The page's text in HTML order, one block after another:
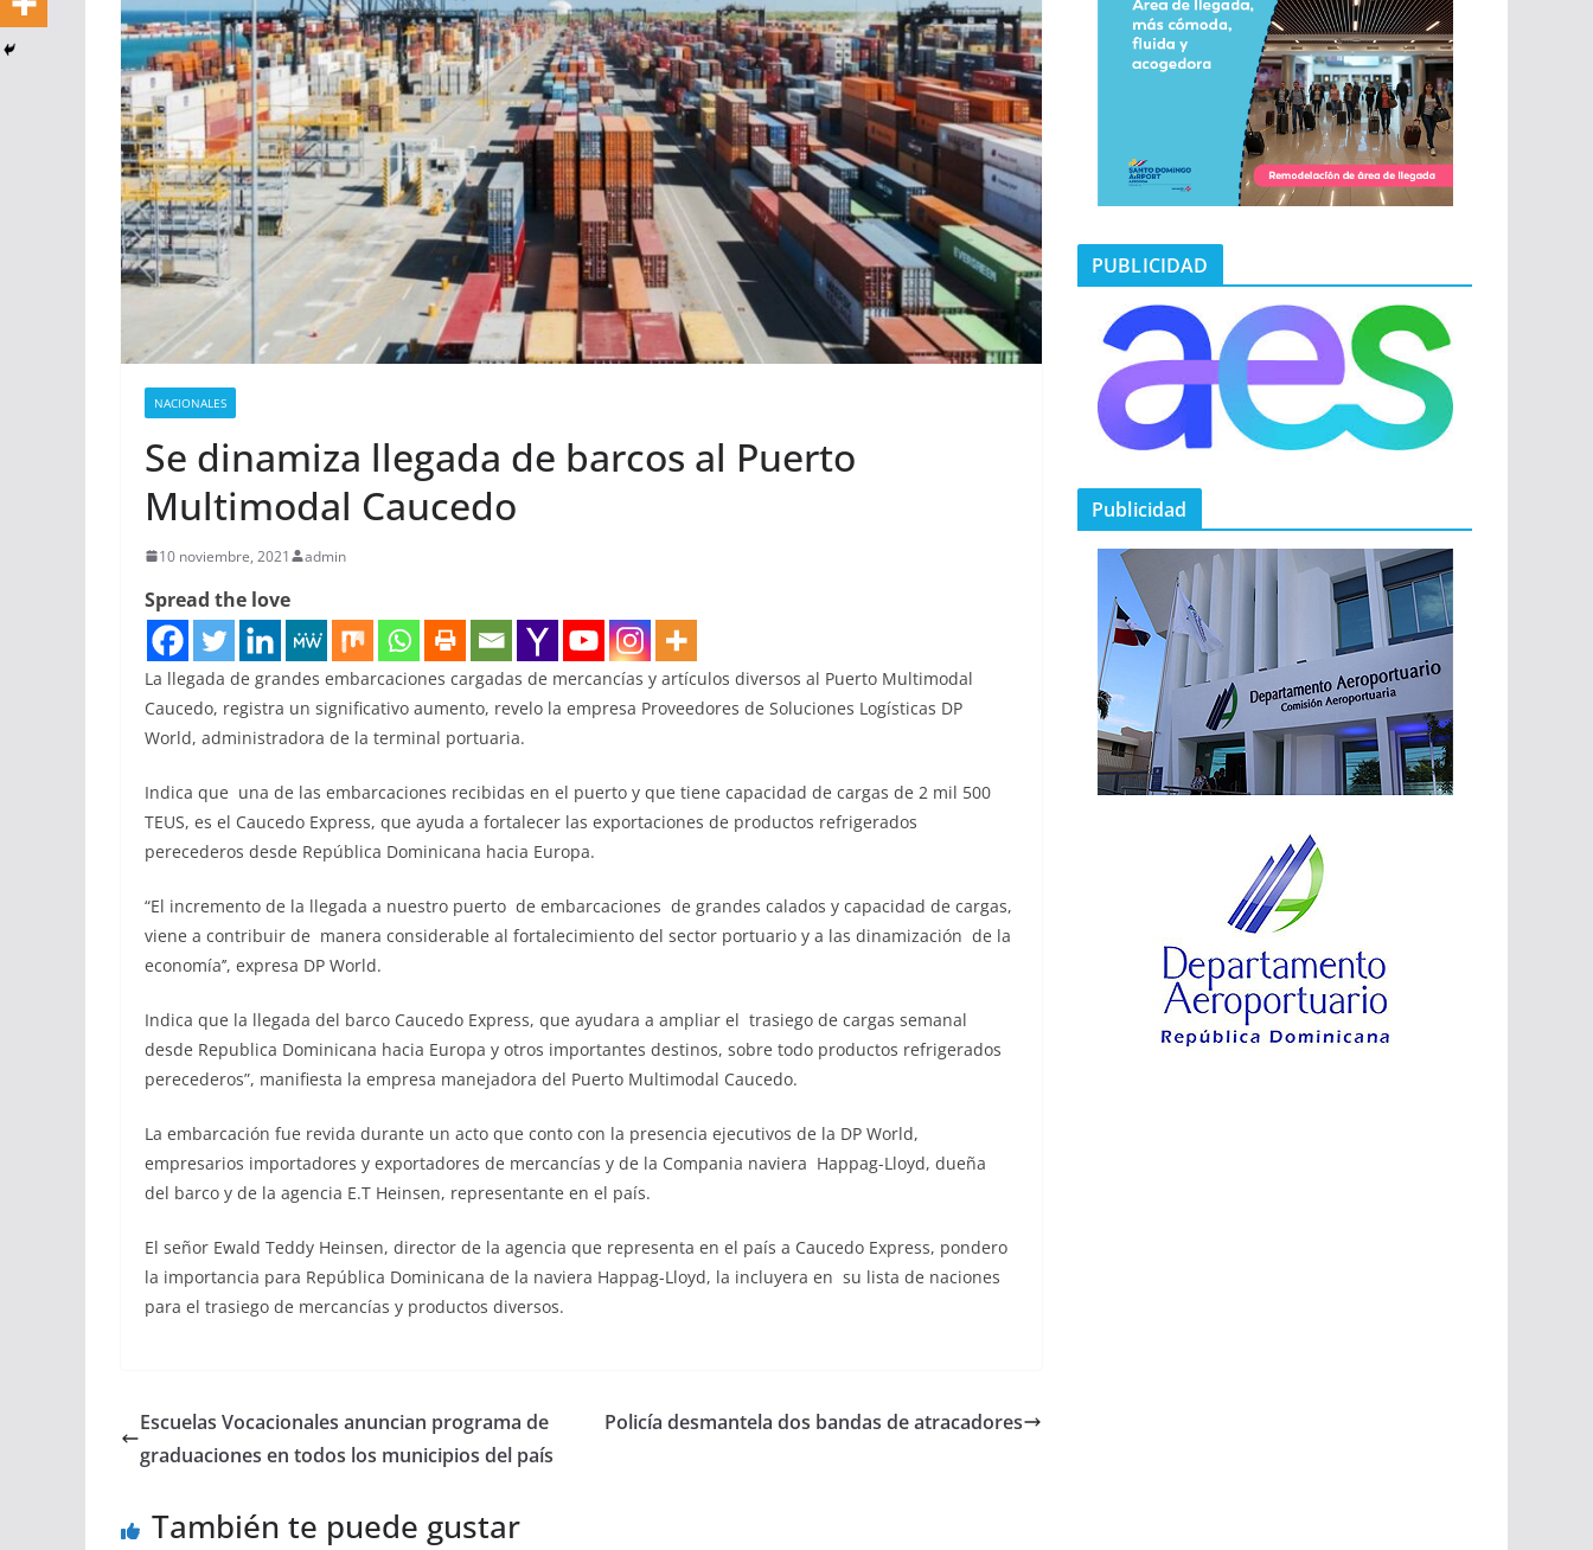
NACIONALES
Se dinamiza llegada de barcos al Puerto
Multimodal Caucedo
10 noviembre, 2021 admin
Spread the love
La llegada de grandes embarcaciones cargadas de mercancías y artículos diversos al Puerto Multimodal
Caucedo, registra un significativo aumento, revelo la empresa Proveedores de Soluciones Logísticas DP
World, administradora de la terminal portuaria.
Indica que una de las embarcaciones recibidas en el puerto y que tiene capacidad de cargas de 2 mil 500
TEUS, es el Caucedo Express, que ayuda a fortalecer las exportaciones de productos refrigerados
perecederos desde República Dominicana hacia Europa.
“El incremento de la llegada a nuestro puerto de embarcaciones de grandes calados y capacidad de cargas,
viene a contribuir de manera considerable al fortalecimiento del sector portuario y a las dinamización de la
economía’’, expresa DP World.
Indica que la llegada del barco Caucedo Express, que ayudara a ampliar el trasiego de cargas semanal
desde Republica Dominicana hacia Europa y otros importantes destinos, sobre todo productos refrigerados
perecederos”, manifiesta la empresa manejadora del Puerto Multimodal Caucedo.
La embarcación fue revida durante un acto que conto con la presencia ejecutivos de la DP World,
empresarios importadores y exportadores de mercancías y de la Compania naviera Happag-Lloyd, dueña
del barco y de la agencia E.T Heinsen, representante en el país.
El señor Ewald Teddy Heinsen, director de la agencia que representa en el país a Caucedo Express, pondero
la importancia para República Dominicana de la naviera Happag-Lloyd, la incluyera en su lista de naciones
para el trasiego de mercancías y productos diversos.
Escuelas Vocacionales anuncian programa de
graduaciones en todos los municipios del país
Policía desmantela dos bandas de atracadores
También te puede gustar
PUBLICIDAD
Publicidad